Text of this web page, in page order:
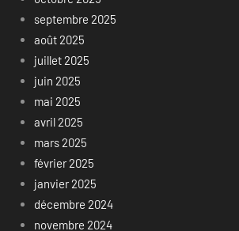
septembre 2025
août 2025
juillet 2025
juin 2025
mai 2025
avril 2025
mars 2025
février 2025
janvier 2025
décembre 2024
novembre 2024